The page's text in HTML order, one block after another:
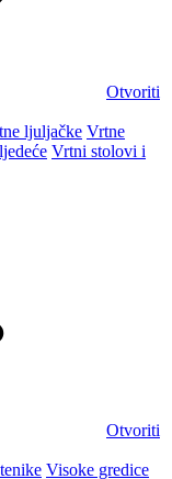
Otvoriti
ljuljačke Vrtne
Vrtni stolovi i
Otvoriti
Visoke gredice